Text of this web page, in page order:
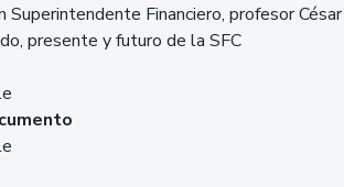
Superintendente Financiero, profesor César
presente y futuro de la SFC